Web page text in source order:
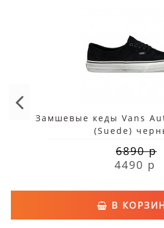
Замшевые кеды Vans
(Suede)
6890 р
4490 р
В